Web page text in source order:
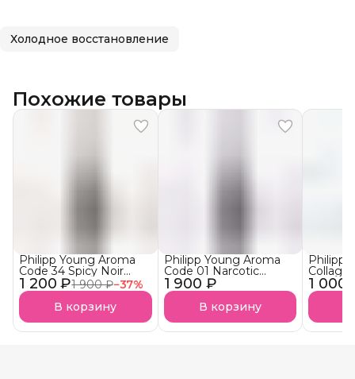
Холодное восстановление
Похожие товары
1 200 ₽1 900 ₽−37%
Philipp Young Aroma
Code 34 Spicy Noir
Арома-Бустер Пряный
нуар АКЦИЯ!
В корзину
1 900 ₽
Philipp Young Aroma
Code 01 Narcotic
Blossom Арома-
Бустер
Наркотический
Цветок
В корзину
1 000
Philipp
Ultra